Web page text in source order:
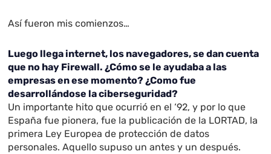
Así fueron mis comienzos…
Luego llega internet, los navegadores, se dan cuenta
que no hay Firewall. ¿Cómo se le ayudaba a las
empresas en ese momento? ¿Como fue
desarrollándose la ciberseguridad?
Un importante hito que ocurrió en el ‘92, y por lo que
España fue pionera, fue la publicación de la LORTAD, la
primera Ley Europea de protección de datos
personales. Aquello supuso un antes y un después.